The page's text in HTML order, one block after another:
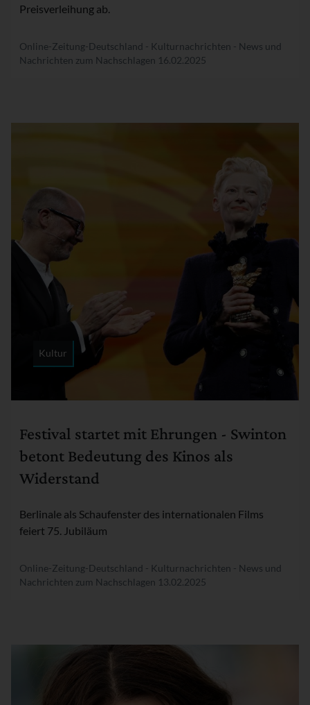
Preisverleihung ab.
Online-Zeitung-Deutschland - Kulturnachrichten - News und
Nachrichten zum Nachschlagen 16.02.2025
Festival startet mit Ehrungen - Swinton
betont Bedeutung des Kinos als
Widerstand
Berlinale als Schaufenster des internationalen Films
feiert 75. Jubiläum
Kultur
Online-Zeitung-Deutschland - Kulturnachrichten - News und
Nachrichten zum Nachschlagen 13.02.2025